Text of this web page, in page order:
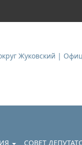
СОВЕТ